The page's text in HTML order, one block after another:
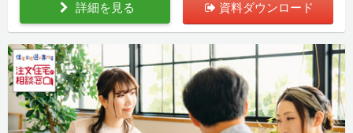
詳細を見る 資料ダウンロード